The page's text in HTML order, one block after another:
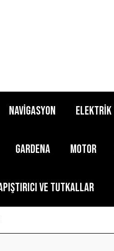
NAVİGASYON ELEKTRİK
GARDENA MOTOR
ve TUTKALLAR